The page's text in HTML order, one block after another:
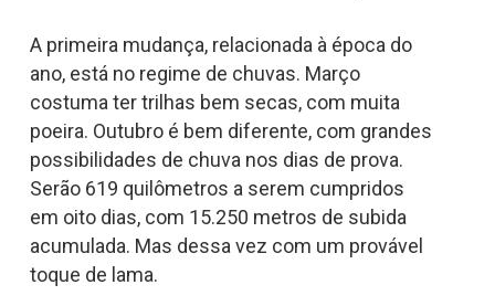
A primeira mudança, relacionada à época do
ano, está no regime de chuvas. Março
costuma ter trilhas bem secas, com muita
poeira. Outubro é bem diferente, com grandes
possibilidades de chuva nos dias de prova.
Serão 619 quilômetros a serem cumpridos
em oito dias, com 15.250 metros de subida
acumulada. Mas dessa vez com um provável
toque de lama.